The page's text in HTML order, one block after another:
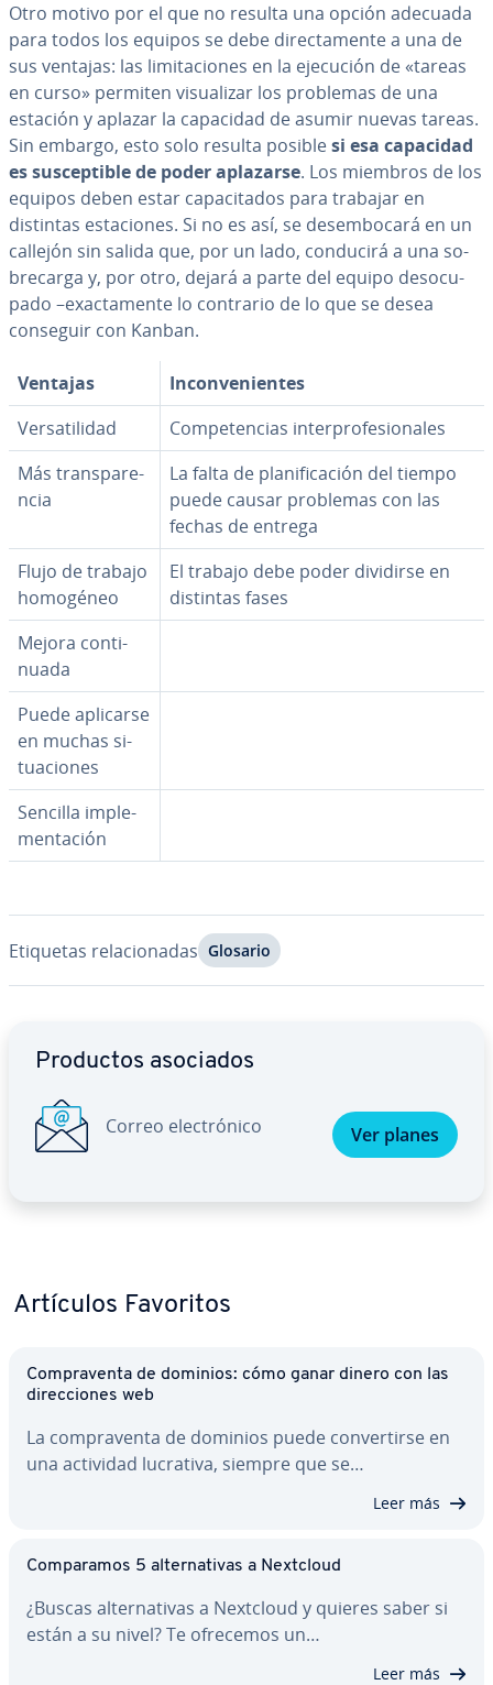
Otro motivo por el que no resulta una opción adecuada
para todos los equipos se debe di­re­c­ta­me­n­te a una de
sus ventajas: las li­mi­ta­cio­nes en la ejecución de «tareas
en curso» permiten vi­sua­li­zar los problemas de una
estación y aplazar la capacidad de asumir nuevas tareas.
Sin embargo, esto solo resulta posiblesi esa capacidad
es su­s­ce­p­ti­ble de poder aplazarse. Los miembros de los
equipos deben estar ca­pa­ci­ta­dos para trabajar en
distintas es­ta­cio­nes. Si no es así, se desem­bo­ca­rá en un
callejón sin salida que, por un lado, conducirá a una so­
bre­ca­r­ga y, por otro, dejará a parte del equipo des­ocu­
pa­do –exac­ta­me­n­te lo contrario de lo que se desea
conseguir con Kanban.
Ventajas
In­co­n­ve­nie­n­tes
Ve­r­sa­ti­li­dad
Co­m­pe­te­n­cias in­te­r­pro­fe­sio­na­les
Más tra­n­s­pa­re­
n­cia
La falta de pla­ni­fi­ca­ción del tiempo
puede causar problemas con las
fechas de entrega
Flujo de trabajo
homogéneo
El trabajo debe poder dividirse en
distintas fases
Mejora co­n­ti­
nua­da
Puede aplicarse
en muchas si­
tua­cio­nes
Sencilla im­ple­
me­n­ta­ción
Etiquetas re­la­cio­na­das Glosario
Productos asociados
Correo ele­c­tró­ni­co Ver planes
Artículos Favoritos
Co­m­pra­ve­n­ta de dominios: cómo ganar dinero con las
di­re­c­cio­nes web
La co­m­pra­ve­n­ta de dominios puede co­n­ve­r­ti­r­se en
una actividad lucrativa, siempre que se…
Leer más
Co­m­pa­ra­mos 5 al­te­r­na­ti­vas a Nextcloud
¿Buscas al­te­r­na­ti­vas a Nextcloud y quieres saber si
están a su nivel? Te ofrecemos un…
Leer más